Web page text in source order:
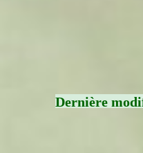
Dernière